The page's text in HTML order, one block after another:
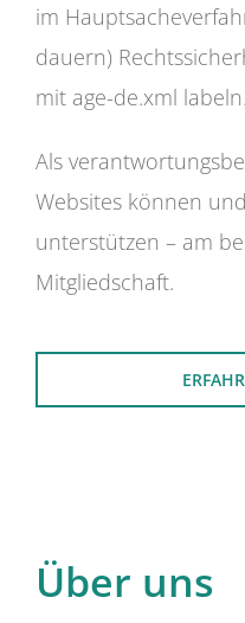
im
dauern)
mit age-de.xml labeln.
Als
Websites können
unterstützen – am
Mitgliedschaft.
Über uns